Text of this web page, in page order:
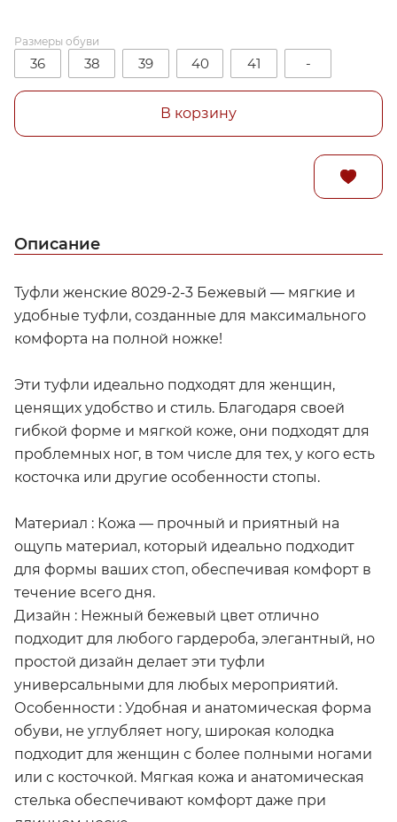
Размеры обуви
36 38 39 40 41 -
В корзину
Описание
Туфли женские 8029-2-3 Бежевый — мягкие и
удобные туфли, созданные для максимального
комфорта на полной ножке!
Эти туфли идеально подходят для женщин,
ценящих удобство и стиль. Благодаря своей
гибкой форме и мягкой коже, они подходят для
проблемных ног, в том числе для тех, у кого есть
косточка или другие особенности стопы.
Материал : Кожа — прочный и приятный на
ощупь материал, который идеально подходит
для формы ваших стоп, обеспечивая комфорт в
течение всего дня.
Дизайн : Нежный бежевый цвет отлично
подходит для любого гардероба, элегантный, но
простой дизайн делает эти туфли
универсальными для любых мероприятий.
Особенности : Удобная и анатомическая форма
обуви, не углубляет ногу, широкая колодка
подходит для женщин с более полными ногами
или с косточкой. Мягкая кожа и анатомическая
стелька обеспечивают комфорт даже при